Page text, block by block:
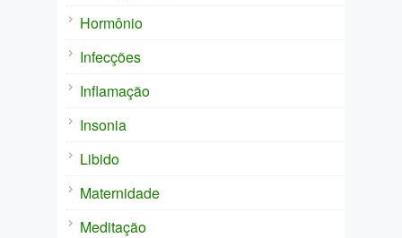
Hormônio
Infecções
Inflamação
Insonia
Libido
Maternidade
Meditação